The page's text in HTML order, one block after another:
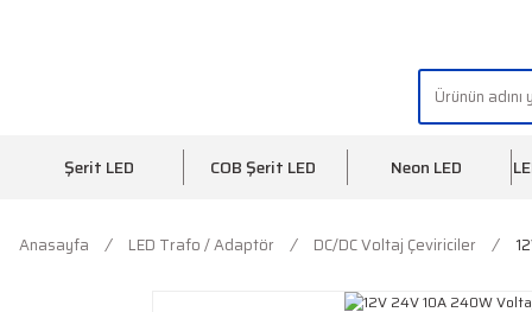
Şerit LED COB Şerit LED Neon LED
Anasayfa LED Trafo / Adaptör DC/DC Voltaj Çeviriciler